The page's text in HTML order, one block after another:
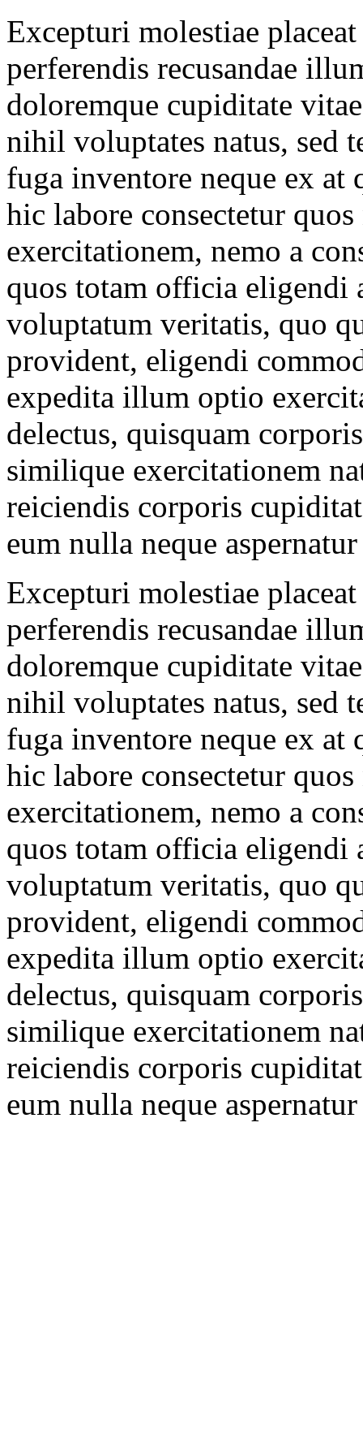
Excepturi molestiae
perferendis recusandae
doloremque cupiditate
nihil voluptates natus, sed
fuga inventore neque ex at
hic labore consectetur
exercitationem, nemo a
quos totam officia eligendi
voluptatum veritatis, quo
provident, eligendi
expedita illum optio
delectus, quisquam
similique exercitationem
reiciendis corporis
eum nulla neque
Excepturi molestiae
perferendis recusandae
doloremque cupiditate
nihil voluptates natus, sed
fuga inventore neque ex at
hic labore consectetur
exercitationem, nemo a
quos totam officia eligendi
voluptatum veritatis, quo
provident, eligendi
expedita illum optio
delectus, quisquam
similique exercitationem
reiciendis corporis
eum nulla neque